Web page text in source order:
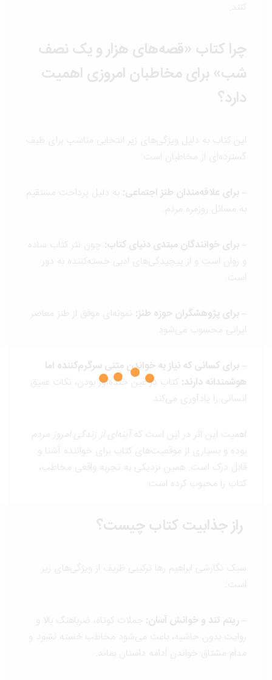
چرا کتاب «قصه‌های هزار و یک نصف
شب» برای مخاطبان امروزی اهمیت
دارد؟
این کتاب به دلیل ویژگی‌های زیر انتخابی مناسب برای طیف
گسترده‌ای از مخاطبان است:
– برای علاقه‌مندان طنز اجتماعی:به دلیل پرداخت مستقیم
به مسائل روزمره مردم.
– برای خوانندگان مبتدی دنیای کتاب:چون نثر کتاب ساده
و روان است و از پیچیدگی‌های ادبی خسته‌کننده به دور
– برای پژوهشگران حوزه طنز: نمونه‌ای موفق از طنز معاصر
ایرانی محسوب می‌شود.
– برای کسانی که نیاز به خواندن متنی سرگرم‌کننده اما
هوشمندانه دارند:کتاب در عین خنده‌آور بودن، نکات عمیق
انسانی را یادآوری می‌کند.
اهمیت این اثر در این است کهآینه‌ای از زندگی امروز مردم
بوده و بسیاری از موقعیت‌های کتاب برای خواننده آشنا و
قابل درک است. همین نزدیکی به تجربه واقعی مخاطب،
کتاب را محبوب کرده است.
راز جذابیت کتاب چیست؟
سبک نگارشی ابراهیم رها ترکیبی ظریف از ویژگی‌های زیر
– ریتم تند و خوانش آسان:جملات کوتاه، ضرباهنگ بالا و
روایت بدون حاشیه، باعث می‌شود مخاطب خسته نشودو
مدام مشتاق خواندن ادامه داستان بماند.